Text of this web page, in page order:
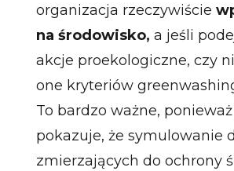
organizacja rzeczywiście
na środowisko, a jeśli
akcje proekologiczne, czy
one kryteriów
To bardzo ważne,
pokazuje, że symulowanie
zmierzających do ochrony